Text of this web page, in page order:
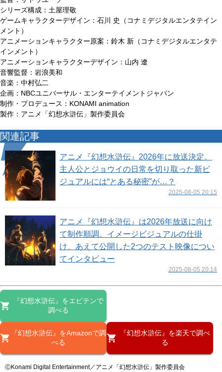
シリーズ構成：土屋理敬
ゲームキャラクターデザイン：石川 史（コナミデジタルエンタテイン
メント）
アニメーションキャラクター原案：鈴木 新（コナミデジタルエンタテ
インメント）
アニメーションキャラクターデザイン：山内 遼
音響監督：岩浪美和
音楽：中村弘⼆
企画：NBCユニバーサル・エンターテイメントジャパン
制作・プロデュース：KONAMI animation
製作：アニメ「幻想⽔滸伝」製作委員会
関連記事
アニメ『幻想水滸伝』2026年に放送決定。
主人公とジョウイの日常を切り取った新ビ
ジュアルには“とある秘密”が…？
2025-08-05 20:15
アニメ『幻想水滸伝』は2026年放送に向け
て制作順調。イメージビジュアルの仕掛
け、あえて公開した2つのテスト映像につい
てインタビュー
2025-08-05 20:14
『幻想水滸伝』をエビテンで
調べる
『幻想水滸伝』をAmazonで調
べる
『幻想水滸伝』を楽天で調べ
る
ⒸKonami Digital Entertainment／アニメ「幻想⽔滸伝」製作委員会